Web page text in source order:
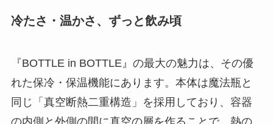
冷たさ・温かさ、ずっと飲み頃
『BOTTLE in BOTTLE』の最大の魅力は、その優
れた保冷・保温機能にあります。本体は魔法瓶と
同じ「真空断熱二重構造」を採用しており、容器
の内側と外側の間に真空の層を作ることで、熱の